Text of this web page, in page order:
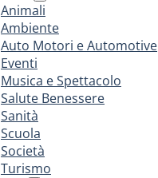
Animali
Ambiente
Auto Motori e Automotive
Eventi
Musica e Spettacolo
Salute Benessere
Sanità
Scuola
Società
Turismo